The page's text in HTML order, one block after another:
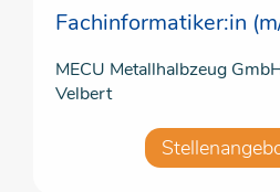
Fachinformatiker:in
MECU Metallhalbzeug
Velbert